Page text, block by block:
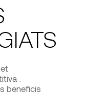
.
beneficis